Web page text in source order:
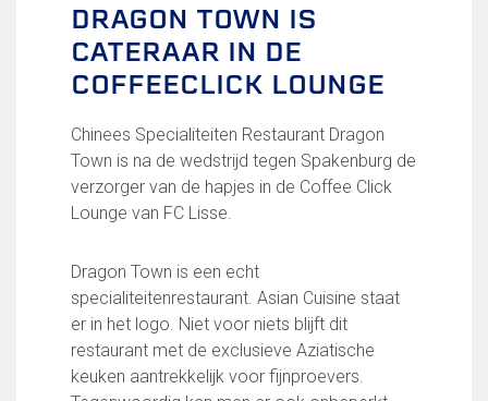
Kledingplan
Merchandise
Contributie
Gevonden voorwerpen
Verenigingsdocumenten
Teams
FC Lisse 2
Toegangs- en seizoenskaarten
Heren- en jongensvoetbal
Vrouwen- en meidenvoetbal
7 tegen 7 Voetbal (35+)
DRAGON TOWN IS
CATERAAR IN DE
COFFEECLICK LOUNGE
Chinees Specialiteiten Restaurant Dragon
Town is na de wedstrijd tegen Spakenburg de
verzorger van de hapjes in de Coffee Click
Lounge van FC Lisse.
Dragon Town is een echt
specialiteitenrestaurant. Asian Cuisine staat
er in het logo. Niet voor niets blijft dit
restaurant met de exclusieve Aziatische
keuken aantrekkelijk voor fijnproevers.